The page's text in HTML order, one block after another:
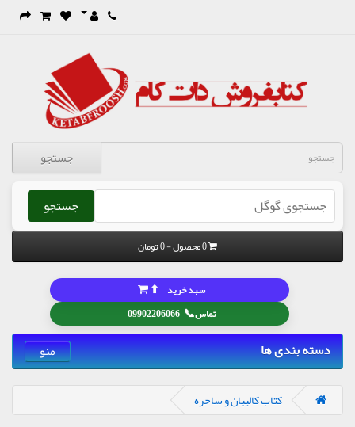
جستجو
جستجو
0 محصول - 0 تومان
تماس📞
09902206066
سبد خرید ⬆
دسته بندی ها منو
کتاب کالیبان و ساحره